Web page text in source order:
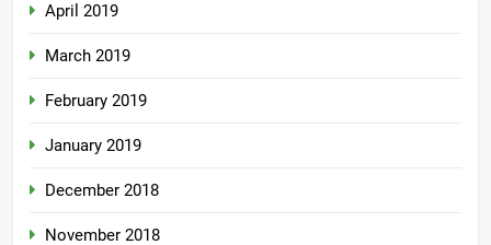
April 2019
March 2019
February 2019
January 2019
December 2018
November 2018